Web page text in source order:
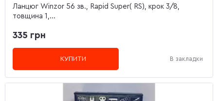
Ланцюг Winzor 56 зв., Rapid Super( RS), крок 3/8,
товщина 1,...
335 грн
КУПИТИ В закладки